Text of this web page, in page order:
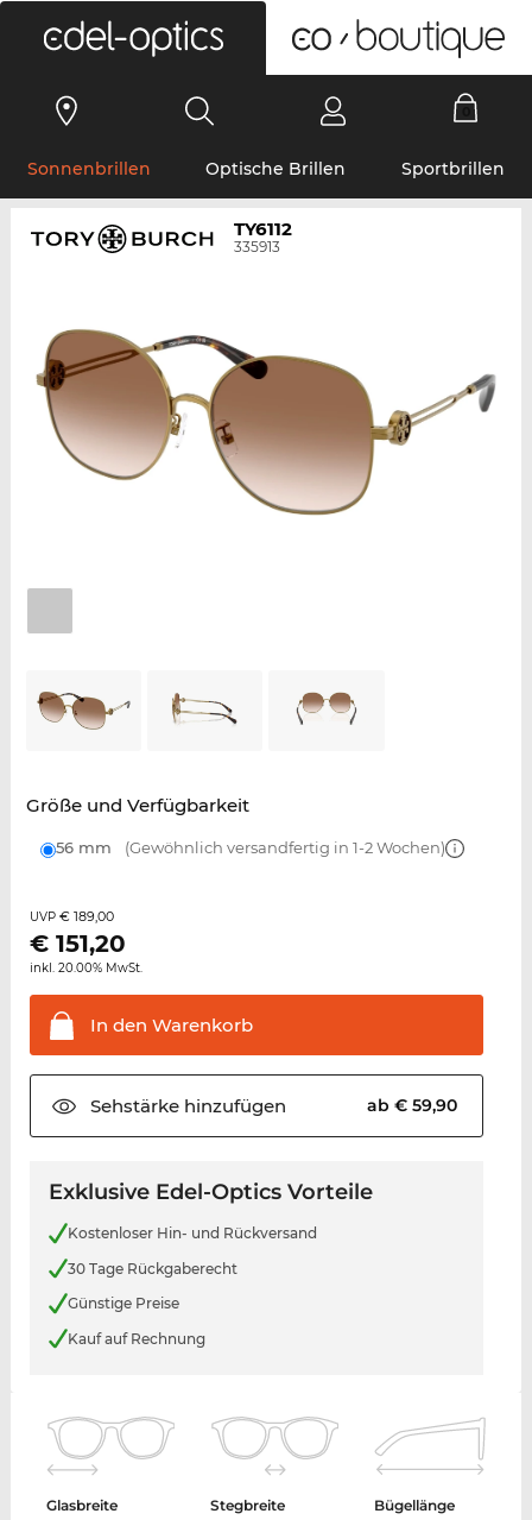
Sonnenbrillen Optische Brillen Sportbrillen
TY6112
335913
Größe und Verfügbarkeit
56 mm (Gewöhnlich versandfertig in 1-2 Wochen)
UVP € 189,00
€ 151,20
inkl. 20.00% MwSt.
In den Warenkorb
Sehstärkehinzufügen ab € 59,90
Exklusive Edel-Optics Vorteile
Kostenloser Hin- und Rückversand
30 Tage Rückgaberecht
Günstige Preise
Kauf auf Rechnung
Glasbreite
Stegbreite
Bügellänge